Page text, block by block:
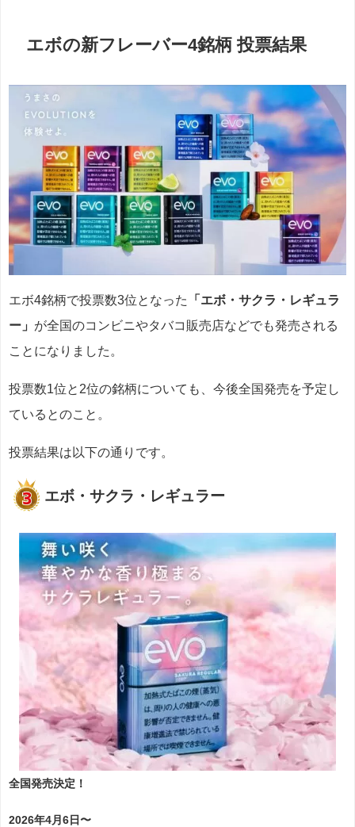
エボの新フレーバー4銘柄 投票結果
エボ4銘柄で投票数3位となった
「エボ・サクラ・レギュラ
ー」 が全国のコンビニやタバコ販売店などでも発売される
ことになりました。
投票数1位と2位の銘柄についても、今後全国発売を予定し
ているとのこと。
投票結果は以下の通りです。
エボ・サクラ・レギュラー
全国発売決定！
2026年4月6日〜